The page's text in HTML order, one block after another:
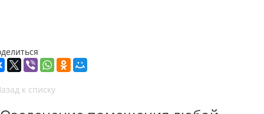
к списку